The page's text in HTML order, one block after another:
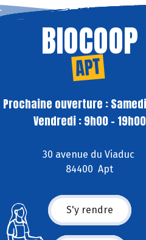
BIOCOOP
APT
Prochaine ouverture :
Vendredi : 9h00 - 19h00
30 avenue du Viaduc
84400 Apt
S'y rendre